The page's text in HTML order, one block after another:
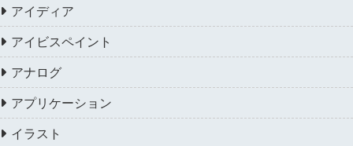
アイディア
アイビスペイント
アナログ
アプリケーション
イラスト